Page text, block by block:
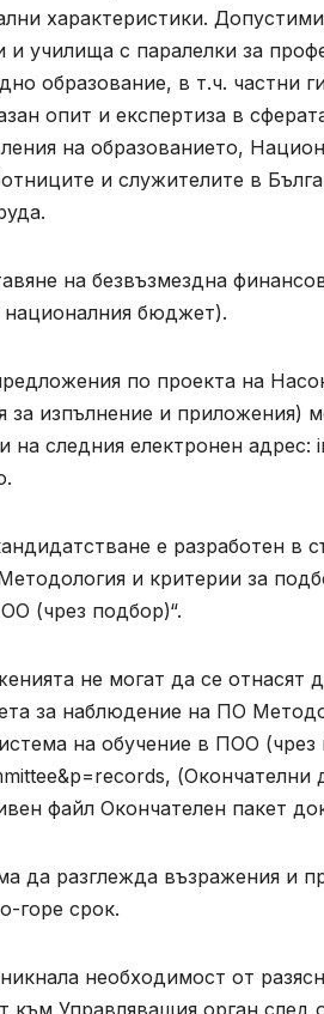
характеристики.
и училища с паралелки за
образование, в т.ч.
опит и експертиза в
на образованието,
и служителите в
на безвъзмездна
бюджет).
по проекта на
за изпълнение и приложения)
на следния електронен адрес:
е разработен в
и критерии за
(чрез подбор)“.
не могат да се отнасят
за наблюдение на ПО
на обучение в ПОО
файл Окончателен пакет
да разглежда възражения и
горе срок.
необходимост от